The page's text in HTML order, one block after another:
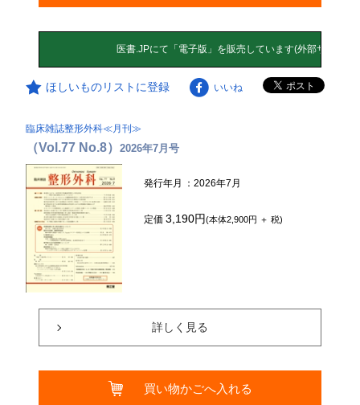
ほしいものリストに登録 いいね
臨床雑誌整形外科≪月刊≫
（Vol.77 No.8）2026年7月号
発行年月 ：2026年7月
定価3,190円(本体2,900円 ＋ 税)
詳しく見る
買い物かごへ入れる